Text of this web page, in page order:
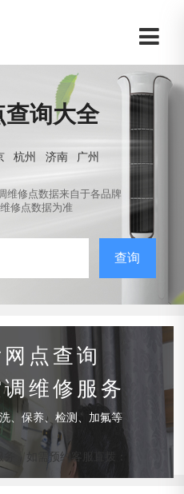
询大全
杭州 济南
广州
维修点数据来自于各品牌
修点数据为准
查询
点查询
维修服务
、保养、检测、加氟等
，如需预约客服直拨：